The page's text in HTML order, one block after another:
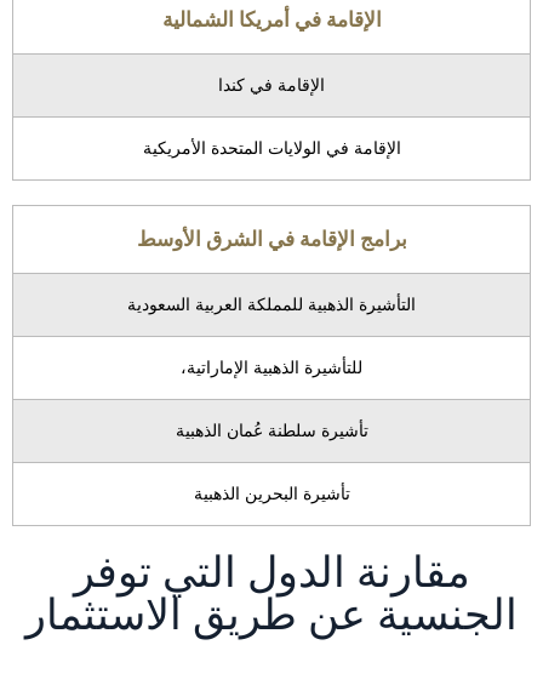
الإقامة في أمريكا الشمالية
الإقامة في كندا
الإقامة في الولايات المتحدة الأمريكية
برامج الإقامة في الشرق الأوسط
التأشيرة الذهبية للمملكة العربية السعودية
للتأشيرة الذهبية الإماراتية،
تأشيرة سلطنة عُمان الذهبية
تأشيرة البحرين الذهبية
مقارنة الدول التي توفر
الجنسية عن طريق الاستثمار